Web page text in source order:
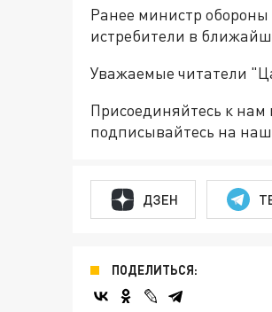
Ранее министр обороны
истребители в
Уважаемые читатели
Присоединяйтесь к нам
подписывайтесь на наш
ДЗЕН
ПОДЕЛИТЬСЯ: